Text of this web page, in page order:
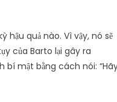
hậu quả nào. Vì vậy, nó sẽ
của Barto lại gây ra
bí mật bằng cách nói: